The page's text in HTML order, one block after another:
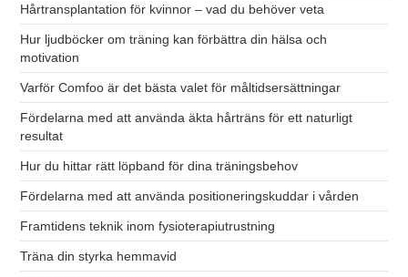
Hårtransplantation för kvinnor – vad du behöver veta
Hur ljudböcker om träning kan förbättra din hälsa och
motivation
Varför Comfoo är det bästa valet för måltidsersättningar
Fördelarna med att använda äkta hårträns för ett naturligt
resultat
Hur du hittar rätt löpband för dina träningsbehov
Fördelarna med att använda positioneringskuddar i vården
Framtidens teknik inom fysioterapiutrustning
Träna din styrka hemmavid